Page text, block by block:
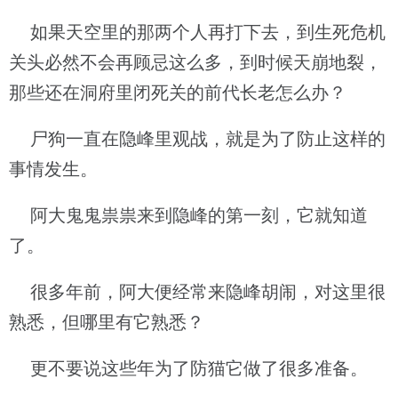
如果天空里的那两个人再打下去，到生死危机
关头必然不会再顾忌这么多，到时候天崩地裂，
那些还在洞府里闭死关的前代长老怎么办？
尸狗一直在隐峰里观战，就是为了防止这样的
事情发生。
阿大鬼鬼祟祟来到隐峰的第一刻，它就知道
了。
很多年前，阿大便经常来隐峰胡闹，对这里很
熟悉，但哪里有它熟悉？
更不要说这些年为了防猫它做了很多准备。